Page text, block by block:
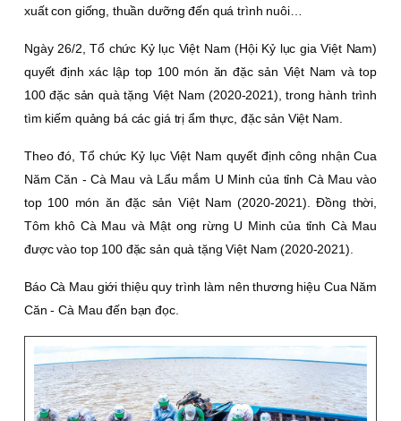
xuất con giống, thuần dưỡng đến quá trình nuôi…
Ngày 26/2, Tổ chức Kỷ lục Việt Nam (Hội Kỷ lục gia Việt Nam)
quyết định xác lập top 100 món ăn đặc sản Việt Nam và top
100 đặc sản quà tặng Việt Nam (2020-2021), trong hành trình
tìm kiếm quảng bá các giá trị ẩm thực, đặc sản Việt Nam.
Theo đó, Tổ chức Kỷ lục Việt Nam quyết định công nhận Cua
Năm Căn - Cà Mau và Lẩu mắm U Minh của tỉnh Cà Mau vào
top 100 món ăn đặc sản Việt Nam (2020-2021). Ðồng thời,
Tôm khô Cà Mau và Mật ong rừng U Minh của tỉnh Cà Mau
được vào top 100 đặc sản quà tặng Việt Nam (2020-2021).
Báo Cà Mau giới thiệu quy trình làm nên thương hiệu Cua Năm
Căn - Cà Mau đến bạn đọc.